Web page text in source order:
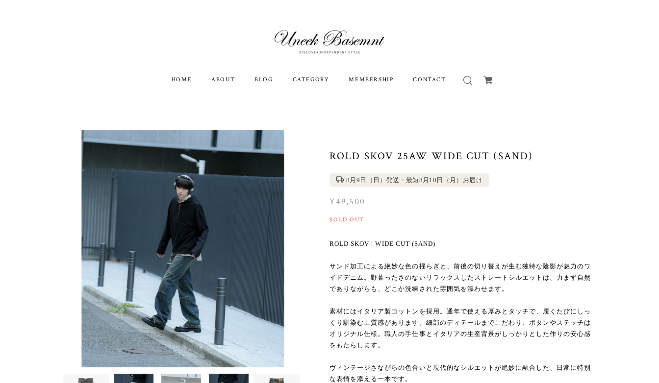
HOME ABOUT BLOG CATEGORY MEMBERSHIP CONTACT
ROLD SKOV 25AW WIDE CUT (SAND)
8月9日（日）発送・最短8月10日（月）お届け
¥49,500
SOLD OUT
ROLD SKOV | WIDE CUT (SAND)
サンド加工による絶妙な色の揺らぎと、前後の切り替えが生む独特な陰影が魅力のワ
イドデニム。野暮ったさのないリラックスしたストレートシルエットは、力まず自然
でありながらも、どこか洗練された雰囲気を漂わせます。
素材にはイタリア製コットンを採用。通年で使える厚みとタッチで、履くたびにしっ
くり馴染む上質感があります。細部のディテールまでこだわり、ボタンやステッチは
オリジナル仕様。職人の手仕事とイタリアの生産背景がしっかりとした作りの安心感
をもたらします。
ヴィンテージさながらの色合いと現代的なシルエットが絶妙に融合した、日常に特別
な表情を添える一本です。